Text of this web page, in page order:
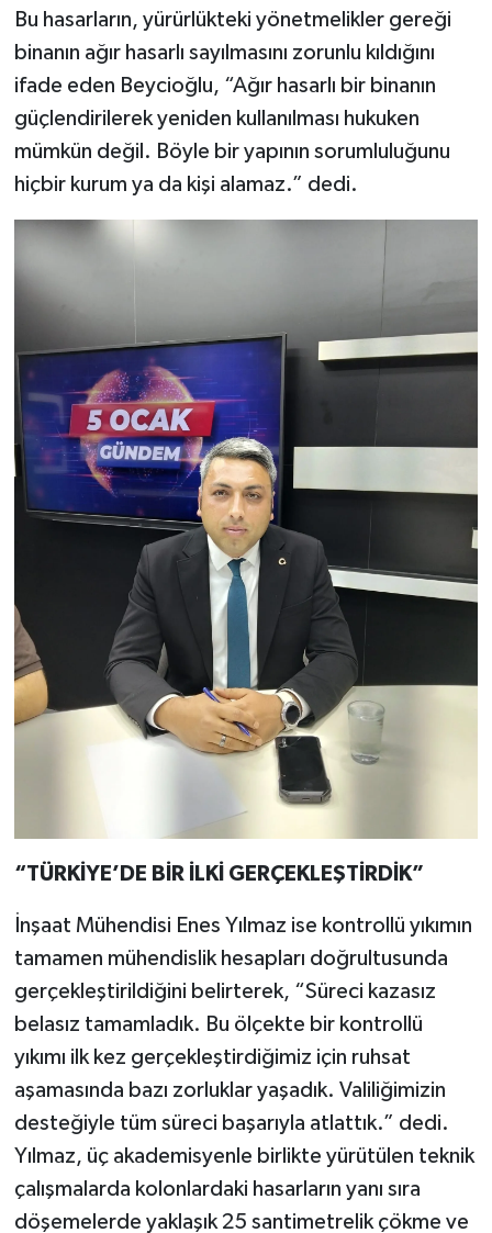
Bu hasarların, yürürlükteki yönetmelikler gereği
binanın ağır hasarlı sayılmasını zorunlu kıldığını
ifade eden Beycioğlu, “Ağır hasarlı bir binanın
güçlendirilerek yeniden kullanılması hukuken
mümkün değil. Böyle bir yapının sorumluluğunu
hiçbir kurum ya da kişi alamaz.” dedi.
“TÜRKİYE’DE BİR İLKİ GERÇEKLEŞTİRDİK”
İnşaat Mühendisi Enes Yılmaz ise kontrollü yıkımın
tamamen mühendislik hesapları doğrultusunda
gerçekleştirildiğini belirterek, “Süreci kazasız
belasız tamamladık. Bu ölçekte bir kontrollü
yıkımı ilk kez gerçekleştirdiğimiz için ruhsat
aşamasında bazı zorluklar yaşadık. Valiliğimizin
desteğiyle tüm süreci başarıyla atlattık.” dedi.
Yılmaz, üç akademisyenle birlikte yürütülen teknik
çalışmalarda kolonlardaki hasarların yanı sıra
döşemelerde yaklaşık 25 santimetrelik çökme ve